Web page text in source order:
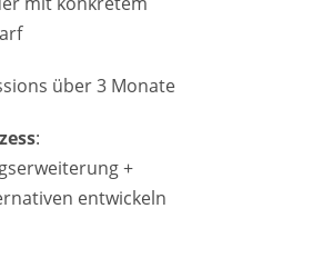
über 3 Monate
:
+
entwickeln